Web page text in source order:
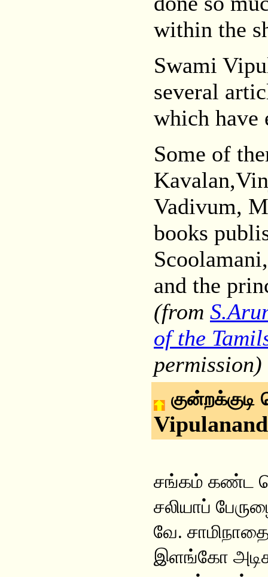
within the
Swami
several
which have
Some of
Vadivum,
books
and the
(from
of the
permission)
குன்றக்குடி
சங்கம் கண்ட
சலியாப்
வே.
இளங்கோ